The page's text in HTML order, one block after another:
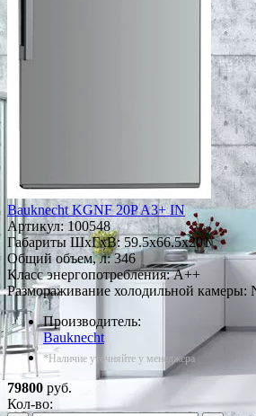
Bauknecht KGNF 20P A3+ IN
Артикул: 100548
Габариты ШxГxВ: 59.5x66.5x201
Общий объем, л: 346
Класс энергопотребления: A++
Размораживание холодильной камеры:
Производитель:
Bauknecht
*Наличие уточняйте у менеджера
79800 руб.
Кол-во: